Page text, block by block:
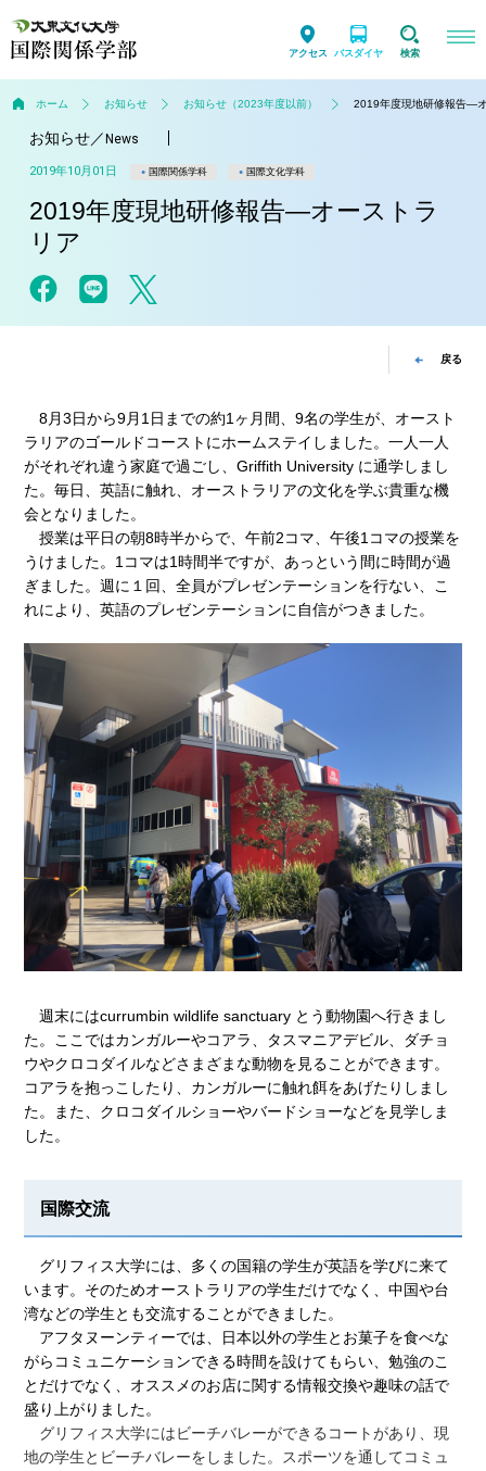
アクセス バスダイヤ 検索
ホーム お知らせ お知らせ（2023年度以前） 2019年度現地研修報告―
お知らせ／ News
2019年10月01日 国際関係学科 国際文化学科
2019年度現地研修報告―オーストラ
リア
戻る
8月3日から9月1日までの約1ヶ月間、9名の学生が、オースト
ラリアのゴールドコーストにホームステイしました。一人一人
がそれぞれ違う家庭で過ごし、Griffith University に通学しまし
た。毎日、英語に触れ、オーストラリアの文化を学ぶ貴重な機
会となりました。
授業は平日の朝8時半からで、午前2コマ、午後1コマの授業を
うけました。1コマは1時間半ですが、あっという間に時間が過
ぎました。週に１回、全員がプレゼンテーションを行ない、こ
れにより、英語のプレゼンテーションに自信がつきました。
週末にはcurrumbin wildlife sanctuary とう動物園へ行きまし
た。ここではカンガルーやコアラ、タスマニアデビル、ダチョ
ウやクロコダイルなどさまざまな動物を見ることができます。
コアラを抱っこしたり、カンガルーに触れ餌をあげたりしまし
た。また、クロコダイルショーやバードショーなどを見学しま
した。
国際交流
グリフィス大学には、多くの国籍の学生が英語を学びに来て
います。そのためオーストラリアの学生だけでなく、中国や台
湾などの学生とも交流することができました。
アフタヌーンティーでは、日本以外の学生とお菓子を食べな
がらコミュニケーションできる時間を設けてもらい、勉強のこ
とだけでなく、オススメのお店に関する情報交換や趣味の話で
盛り上がりました。
グリフィス大学にはビーチバレーができるコートがあり、現
地の学生とビーチバレーをしました。スポーツを通してコミュ